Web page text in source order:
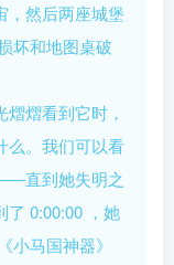
，然后两座城堡
坏和地图桌破
熠看到它时，
么。我们可以看
直到她失明之
0:00:00 ，她
小马国神器》